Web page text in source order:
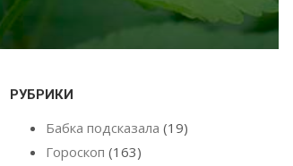
РУБРИКИ
Бабка подсказала (19)
Гороскоп (163)